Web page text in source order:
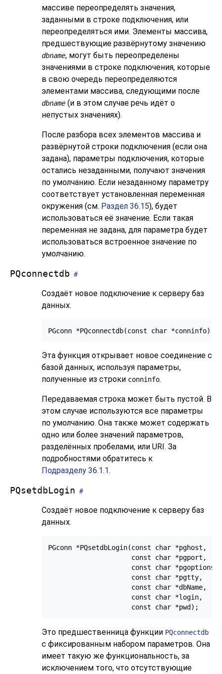
массиве переопределять значения,
заданными в строке подключения, или
переопределяться ими. Элементы массива,
предшествующие развёрнутому значению
dbname, могут быть переопределены
значениями в строке подключения, которые
в свою очередь переопределяются
элементами массива, следующими после
dbname (и в этом случае речь идёт о
непустых значениях).
После разбора всех элементов массива и
развёрнутой строки подключения (если она
задана), параметры подключения, которые
остались незаданными, получают значения
по умолчанию. Если незаданному параметру
соответствует установленная переменная
окружения (см. Раздел 36.15), будет
использоваться её значение. Если такая
переменная не задана, для параметра будет
использоваться встроенное значение по
умолчанию.
PQconnectdb #
Создаёт новое подключение к серверу баз
данных.
Эта функция открывает новое соединение с
базой данных, используя параметры,
полученные из строки conninfo.
Передаваемая строка может быть пустой. В
этом случае используются все параметры
по умолчанию. Она также может содержать
одно или более значений параметров,
разделённых пробелами, или URI . За
подробностями обратитесь к
Подразделу 36.1.1.
PQsetdbLogin #
Создаёт новое подключение к серверу баз
данных.
PGconn *PQsetdbLogin(const char *pghost,
                     const char *pgport,
                     const char *pgoptions,
                     const char *pgtty,
                     const char *dbName,
                     const char *login,
Это предшественница функции PQconnectdb
с фиксированным набором параметров. Она
имеет такую же функциональность, за
исключением того, что отсутствующие